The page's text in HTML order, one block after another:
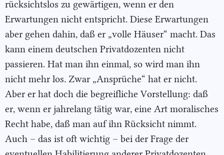
rücksichtslos zu gewärtigen, wenn er den
Erwartungen nicht entspricht. Diese Erwartungen
aber gehen dahin, daß er „volle Häuser“ macht. Das
kann einem deutschen Privatdozenten nicht
passieren. Hat man ihn einmal, so wird man ihn
nicht mehr los. Zwar „Ansprüche“ hat er nicht.
Aber er hat doch die begreifliche Vorstellung: daß
er, wenn er jahrelang tätig war, eine Art moralisches
Recht habe, daß man auf ihn Rücksicht nimmt.
Auch – das ist oft wichtig – bei der Frage der